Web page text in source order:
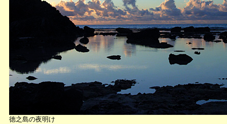
徳之島の夜明け